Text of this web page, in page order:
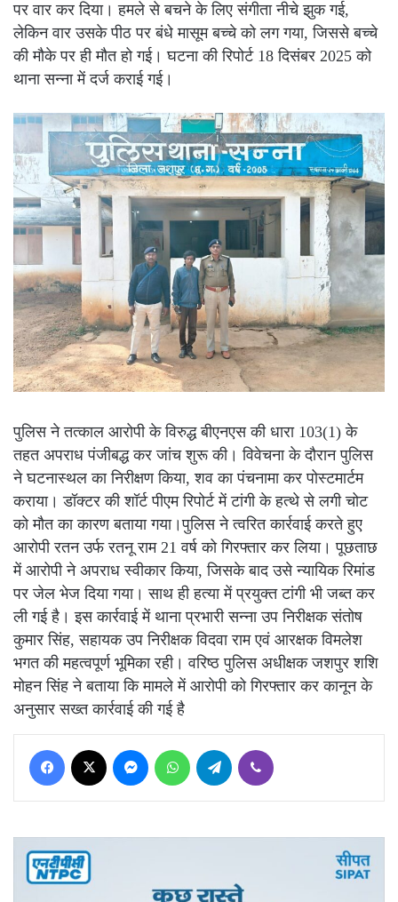
पर वार कर दिया। हमले से बचने के लिए संगीता नीचे झुक गई,
लेकिन वार उसके पीठ पर बंधे मासूम बच्चे को लग गया, जिससे बच्चे
की मौके पर ही मौत हो गई। घटना की रिपोर्ट 18 दिसंबर 2025 को
थाना सन्ना में दर्ज कराई गई।
पुलिस ने तत्काल आरोपी के विरुद्ध बीएनएस की धारा 103(1) के
तहत अपराध पंजीबद्ध कर जांच शुरू की। विवेचना के दौरान पुलिस
ने घटनास्थल का निरीक्षण किया, शव का पंचनामा कर पोस्टमार्टम
कराया। डॉक्टर की शॉर्ट पीएम रिपोर्ट में टांगी के हत्थे से लगी चोट
को मौत का कारण बताया गया।पुलिस ने त्वरित कार्रवाई करते हुए
आरोपी रतन उर्फ रतनू राम 21 वर्ष को गिरफ्तार कर लिया। पूछताछ
में आरोपी ने अपराध स्वीकार किया, जिसके बाद उसे न्यायिक रिमांड
पर जेल भेज दिया गया। साथ ही हत्या में प्रयुक्त टांगी भी जब्त कर
ली गई है। इस कार्रवाई में थाना प्रभारी सन्ना उप निरीक्षक संतोष
कुमार सिंह, सहायक उप निरीक्षक विदवा राम एवं आरक्षक विमलेश
भगत की महत्वपूर्ण भूमिका रही। वरिष्ठ पुलिस अधीक्षक जशपुर शशि
मोहन सिंह ने बताया कि मामले में आरोपी को गिरफ्तार कर कानून के
अनुसार सख्त कार्रवाई की गई है
Facebook Messenger WhatsApp Telegram